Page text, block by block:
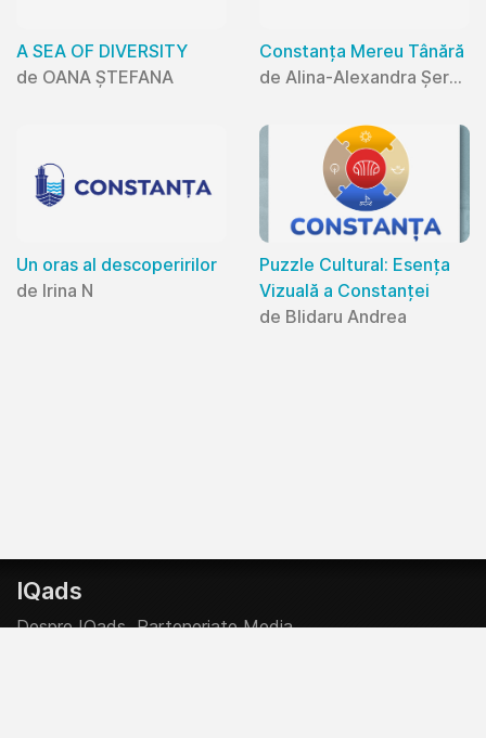
A SEA OF DIVERSITY
de OANA ȘTEFANA
Constanța Mereu Tânără
de Alina-Alexandra Șerban
Un oras al descoperirilor
de Irina N
Puzzle Cultural: Esența
Vizuală a Constanței
de Blidaru Andrea
IQads
Despre IQads Parteneriate Media